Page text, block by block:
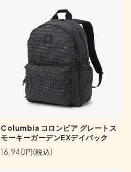
Columbia コロンビア グレートス
モーキーガーデンEXデイパック
16,940円(税込)